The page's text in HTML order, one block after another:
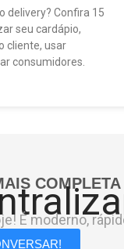
delivery? Confira 15
seu cardápio,
cliente, usar
consumidores.
COMPLETA
É moderno,